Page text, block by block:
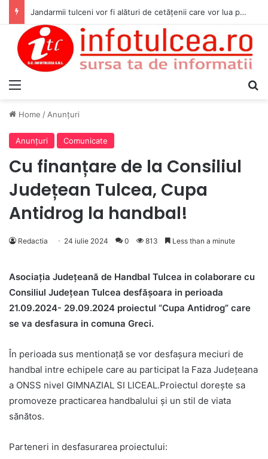
Jandarmii tulceni vor fi alături de cetățenii care vor lua parte la Festivalul Folk Țestos
Home / Anunţuri
Anunţuri Comunicate
Cu finanțare de la Consiliul
Județean Tulcea, Cupa
Antidrog la handbal!
Redactia 24 iulie 2024 0 813 Less than a minute
Asociația Județeană de Handbal Tulcea in colaborare cu
Consiliul Județean Tulcea desfășoara in perioada
21.09.2024- 29.09.2024 proiectul “Cupa Antidrog” care
se va desfasura in comuna Greci.
În perioada sus mentionață se vor desfașura meciuri de
handbal intre echipele care au participat la Faza Județeana
a ONSS nivel GIMNAZIAL SI LICEAL.Proiectul dorește sa
promoveze practicarea handbalului și un stil de viata
sănătos.
Parteneri in desfasurarea proiectului: